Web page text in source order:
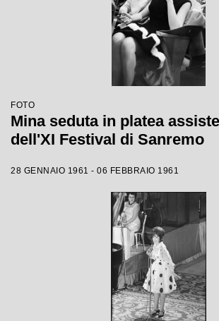
FOTO
Mina seduta in platea
dell'XI Festival di Sanremo
28 GENNAIO 1961 - 06 FEBBRAIO 1961